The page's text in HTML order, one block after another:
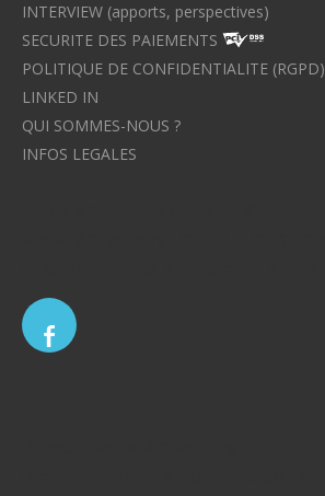
INTERVIEW (apports, perspectives)
SECURITE DES PAIEMENTS
POLITIQUE DE CONFIDENTIALITE (RGPD)
LINKED IN
QUI SOMMES-NOUS ?
INFOS LEGALES